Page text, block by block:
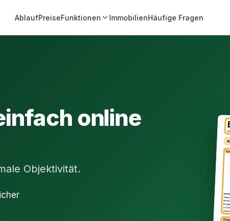
AblaufPreiseFunktionen ImmobilienHäufige Fragen
online
Objektivität.